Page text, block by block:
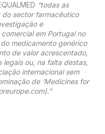
“todas as
do sector farmacêutico
e
em Portugal no
medicamento genérico
de valor acrescentado,
ou, na falta destas,
internacional sem
de ‘Medicines for